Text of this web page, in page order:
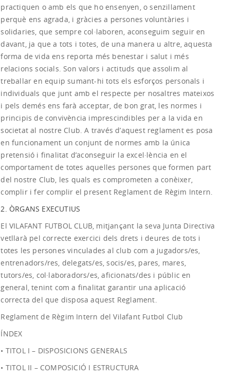
practiquen o amb els que ho ensenyen, o senzillament
perquè ens agrada, i gràcies a persones voluntàries i
solidaries, que sempre col·laboren, aconseguim seguir en
davant, ja que a tots i totes, de una manera u altre, aquesta
forma de vida ens reporta més benestar i salut i més
relacions socials. Son valors i actituds que assolim al
treballar en equip sumant-hi tots els esforços personals i
individuals que junt amb el respecte per nosaltres mateixos
i pels demés ens farà acceptar, de bon grat, les normes i
principis de convivència imprescindibles per a la vida en
societat al nostre Club. A través d’aquest reglament es posa
en funcionament un conjunt de normes amb la única
pretensió i finalitat d’aconseguir la excel·lència en el
comportament de totes aquelles persones que formen part
del nostre Club, les quals es comprometen a conèixer,
complir i fer complir el present Reglament de Règim Intern.
2. ÒRGANS EXECUTIUS
El VILAFANT FUTBOL CLUB, mitjançant la seva Junta Directiva
vetllarà pel correcte exercici dels drets i deures de tots i
totes les persones vinculades al club com a jugadors/es,
entrenadors/res, delegats/es, socis/es, pares, mares,
tutors/es, col·laboradors/es, aficionats/des i públic en
general, tenint com a finalitat garantir una aplicació
correcta del que disposa aquest Reglament.
Reglament de Règim Intern del Vilafant Futbol Club
ÍNDEX
• TITOL I – DISPOSICIONS GENERALS
• TITOL II – COMPOSICIÓ I ESTRUCTURA